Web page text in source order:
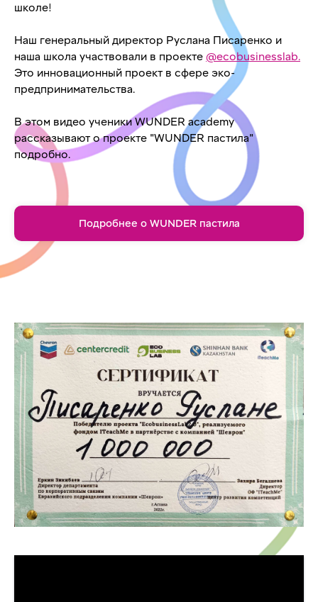
школе!
Наш генеральный директор Руслана Писаренко и
наша школа участвовали в проекте @ecobusinesslab.
Это инновационный проект в сфере эко-
предпринимательства.
В этом видео ученики WUNDER academy
рассказывают о проекте "WUNDER пастила"
подробно.
Подробнее о WUNDER пастила